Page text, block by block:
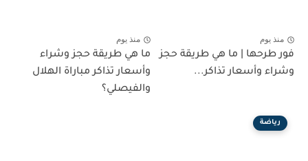
منذ يوم
فور طرحها | ما هي طريقة حجز
وشراء وأسعار تذاكر...
منذ يوم
ما هي طريقة حجز وشراء
وأسعار تذاكر مباراة الهلال
والفيصلي؟
رياضة